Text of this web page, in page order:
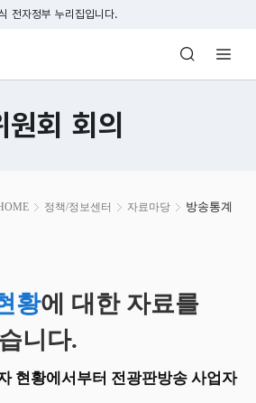
본문 바로가기
전자정부 누리집입니다.
신위원회 Korea Media
원회 회의
정책/정보센터 자료마당 방송통계
황에 대한 자료를
니다.
현황에서부터 전광판방송 사업자